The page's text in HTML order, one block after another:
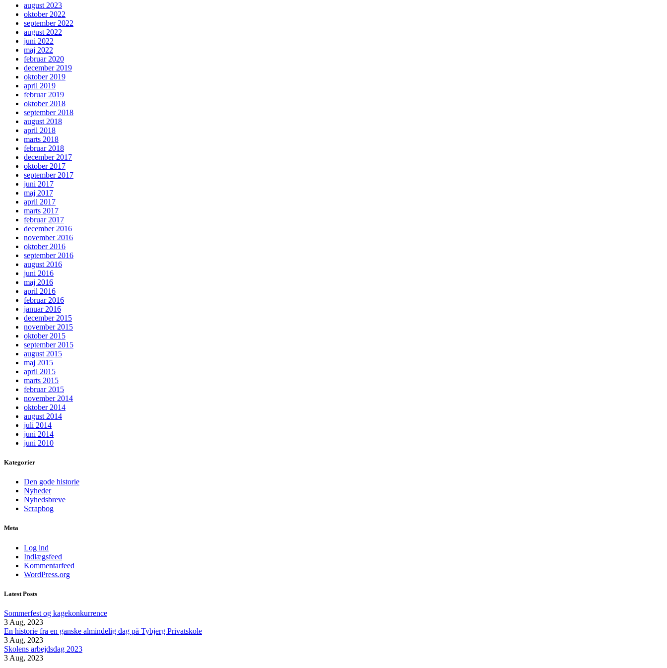
august 2023
oktober 2022
september 2022
august 2022
juni 2022
maj 2022
februar 2020
december 2019
oktober 2019
april 2019
februar 2019
oktober 2018
september 2018
august 2018
april 2018
marts 2018
februar 2018
december 2017
oktober 2017
september 2017
juni 2017
maj 2017
april 2017
marts 2017
februar 2017
december 2016
november 2016
oktober 2016
september 2016
august 2016
juni 2016
maj 2016
april 2016
februar 2016
januar 2016
december 2015
november 2015
oktober 2015
september 2015
august 2015
maj 2015
april 2015
marts 2015
februar 2015
november 2014
oktober 2014
august 2014
juli 2014
juni 2014
juni 2010
Kategorier
Den gode historie
Nyheder
Nyhedsbreve
Scrapbog
Meta
Log ind
Indlægsfeed
Kommentarfeed
WordPress.org
Latest Posts
Sommerfest og kagekonkurrence
3 Aug, 2023
En historie fra en ganske almindelig dag på Tybjerg Privatskole
3 Aug, 2023
Skolens arbejdsdag 2023
3 Aug, 2023